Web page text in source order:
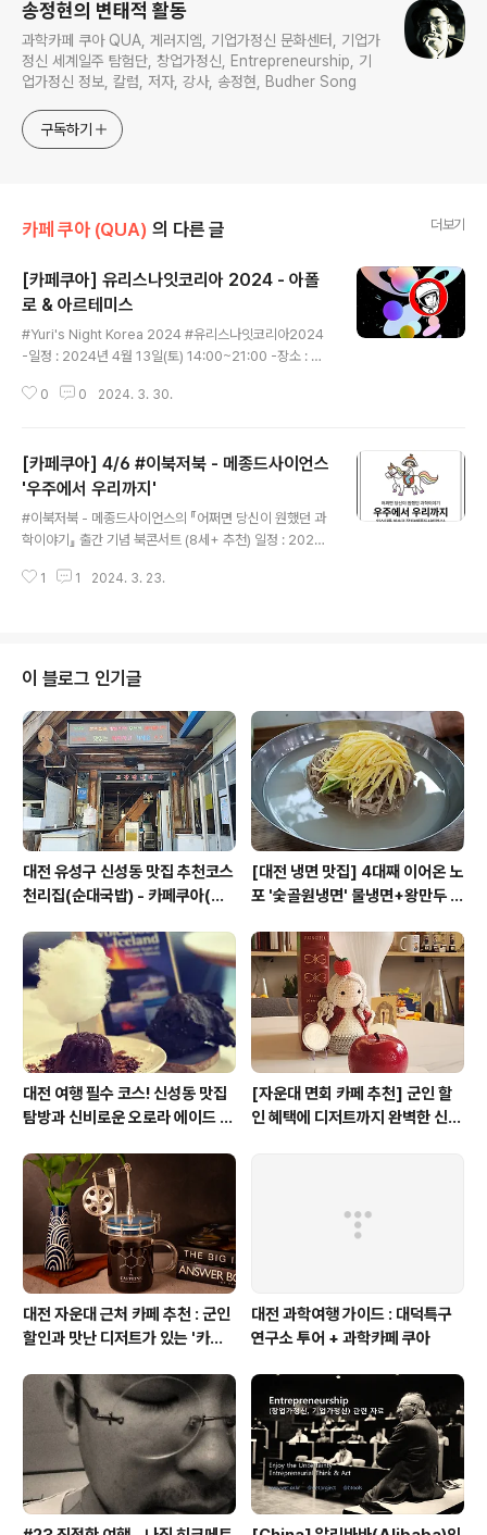
송정현의 변태적 활동
과학카페 쿠아 QUA, 게러지엠, 기업가정신 문화센터, 기업가
정신 세계일주 탐험단, 창업가정신, Entrepreneurship, 기
업가정신 정보, 칼럼, 저자, 강사, 송정현, Budher Song
구독하기
카페 쿠아 (QUA) 의 다른 글 더보기
[카페쿠아] 유리스나잇코리아 2024 - 아폴
로 & 아르테미스
#Yuri's Night Korea 2024 #유리스나잇코리아2024
-일정 : 2024년 4월 13일(토) 14:00~21:00 -장소 : 카
로 & 아르테미스(Apollo & Artemis) -프로그램 : 비주
좋아하는 사람들을 위한 즐거운 커뮤니티 파티 -대상 : 우
주를 좋아하는 60명 (드레스 코드 : 상쾌한 우주) -비용 :
일반 2만원(청소년/군인 1만원) -문의 : 042-867-5897
/ sciencecafekorea@gmail.com -신청 : https://fo
rms.gle/CAygwgQ5ZqP9QjPq8 #yuris..
0 0 2024. 3. 30.
[카페쿠아] 4/6 #이북저북 - 메종드사이언스
'우주에서 우리까지'
#이북저북 - 메종드사이언스의 『어쩌면 당신이 원했던 과
학이야기』 출간 기념 북콘서트 (8세+ 추천) 일정 : 2024
(이송교 작가) 내용 : 우주에서 우리까지 인스타툰으로 쉽
com 신청 : https://forms.gle/GJCP2g1EBJPRdAg
t6 #이북저북 #북콘서트 #이송교 #작가 #어쩌면당신이
원했던과학이야기 #인스타툰 #메종드사이언스 #우주 #
카페쿠아 #쿠아 #cafe #카페 #Café #QUA #과학 #탐
험 #카페맛집 #카페추천 ..
1 1 2024. 3. 23.
이 블로그 인기글
대전 유성구 신성동 맛집 추천코스
천리집(순대국밥) - 카페쿠아(커
[대전 냉면 맛집] 4대째 이어온 노
포 '숯골원냉면' 물냉면+왕만두 조
대전 여행 필수 코스! 신성동 맛집
탐방과 신비로운 오로라 에이드 체
[자운대 면회 카페 추천] 군인 할
인 혜택에 디저트까지 완벽한 신성
대전 자운대 근처 카페 추천 : 군인
할인과 맛난 디저트가 있는 '카페
대전 과학여행 가이드 : 대덕특구
연구소 투어 + 과학카페 쿠아